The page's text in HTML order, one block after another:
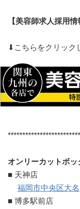
【美容師求人採用情
⬇︎こちらをクリック
オンリーカットボッ
■ 天神店
福岡市中央区大
■ 博多駅前店